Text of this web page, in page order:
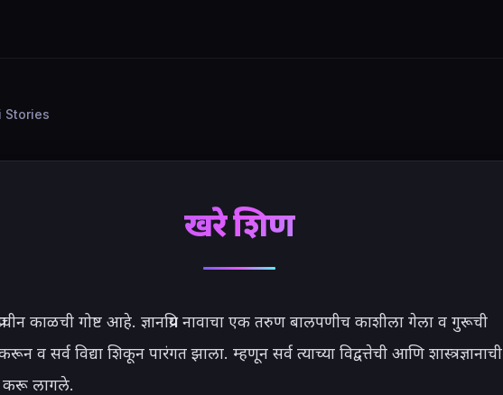
Stories
खरे शिक्षण
काळची गोष्ट आहे. ज्ञानप्रिय नावाचा एक तरुण बालपणीच काशीला गेला व गुरूची
व सर्व विद्या शिकून पारंगत झाला. म्हणून सर्व त्याच्या विद्वत्तेची आणि शास्त्रज्ञानाची
करू लागले.